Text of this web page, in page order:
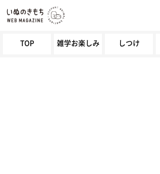
TOP 雑学お楽しみ しつけ